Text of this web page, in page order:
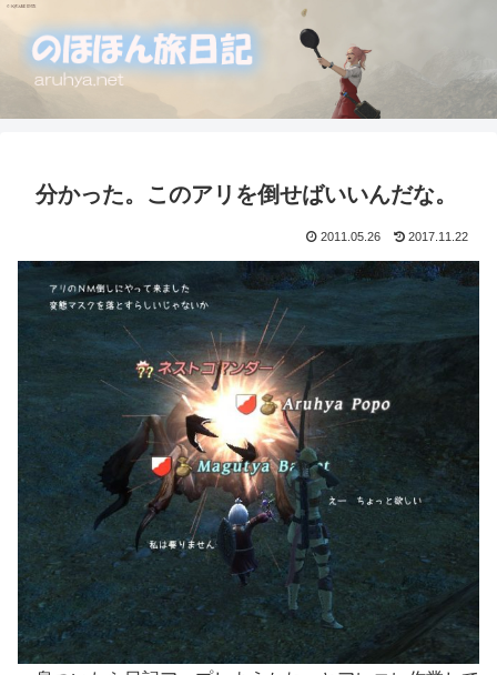
分かった。このアリを倒せばいいんだな。
2011.05.26 2017.11.22